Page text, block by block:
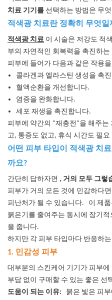
치료 기기를 선택하는 방법은 무
적색광 치료란 정확히 무엇일
적색광 치료 이 시술은 저강도 적
부의 자연적인 회복력을 촉진하
피부에 들어가 다음과 같은 작용
콜라겐과 엘라스틴 생성을 촉
혈액순환을 개선합니다.
염증을 완화합니다.
세포 재생을 촉진합니다.
피부에 약간의 "재충전"을 해주는
고, 통증도 없고, 휴식 시간도 필요
어떤 피부 타입이 적색광 치
까요?
간단히 답하자면 , 거의 모두 그렇
피부가 거의 모든 것에 민감하다
피난처가 될 수 있습니다.
이 제
붉은기를 줄여주는 동시에 장기
을 줍니다.
하지만 각 피부 타입마다 반응하
1. 민감성 피부
대부분의 스킨케어 기기가 피부에
부담 없이 구매할 수 있는 좋은 선
도움이 되는 이유:
붉은 빛은 피